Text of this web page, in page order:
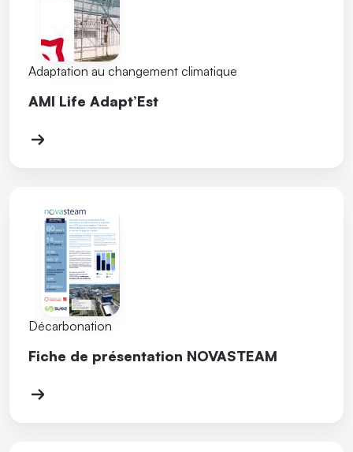
Adaptation au changement climatique
AMI Life Adapt’Est
Décarbonation
Fiche de présentation NOVASTEAM